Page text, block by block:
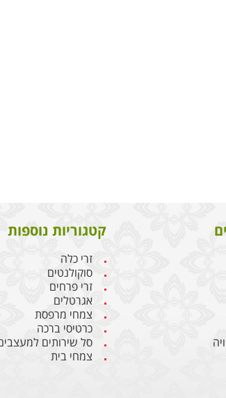
קטגוריות נוספות
זרי כלה
סוקולנטים
זרי פרחים
אגרטלים
צמחי מרפסת
כרטיסי ברכה
סל שירותים
צמחי בית